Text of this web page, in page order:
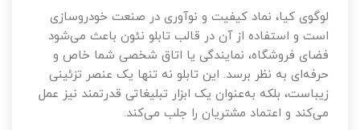
لوگوی کیا، نماد کیفیت و نوآوری در صنعت خودروسازی
است و استفاده از آن در قالب تابلو نئون باعث می‌شود
فضای فروشگاه، نمایندگی یا اتاق شخصی شما خاص و
حرفه‌ای به نظر برسد. این تابلو نه تنها یک عنصر تزئینی
زیباست، بلکه به‌عنوان یک ابزار تبلیغاتی قدرتمند نیز عمل
می‌کند و اعتماد مشتریان را جلب می‌کند.